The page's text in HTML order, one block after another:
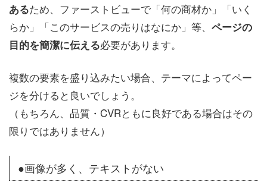
あるため、ファーストビューで「何の商材か」「いく
らか」「このサービスの売りはなにか」等、 ページの
目的を簡潔に伝える必要があります。
複数の要素を盛り込みたい場合、テーマによってペー
ジを分けると良いでしょう。
（もちろん、品質・CVRともに良好である場合はその
限りではありません）
●画像が多く、テキストがない